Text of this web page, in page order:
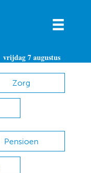
vrijdag 7 augustus
Zorg
Pensioen